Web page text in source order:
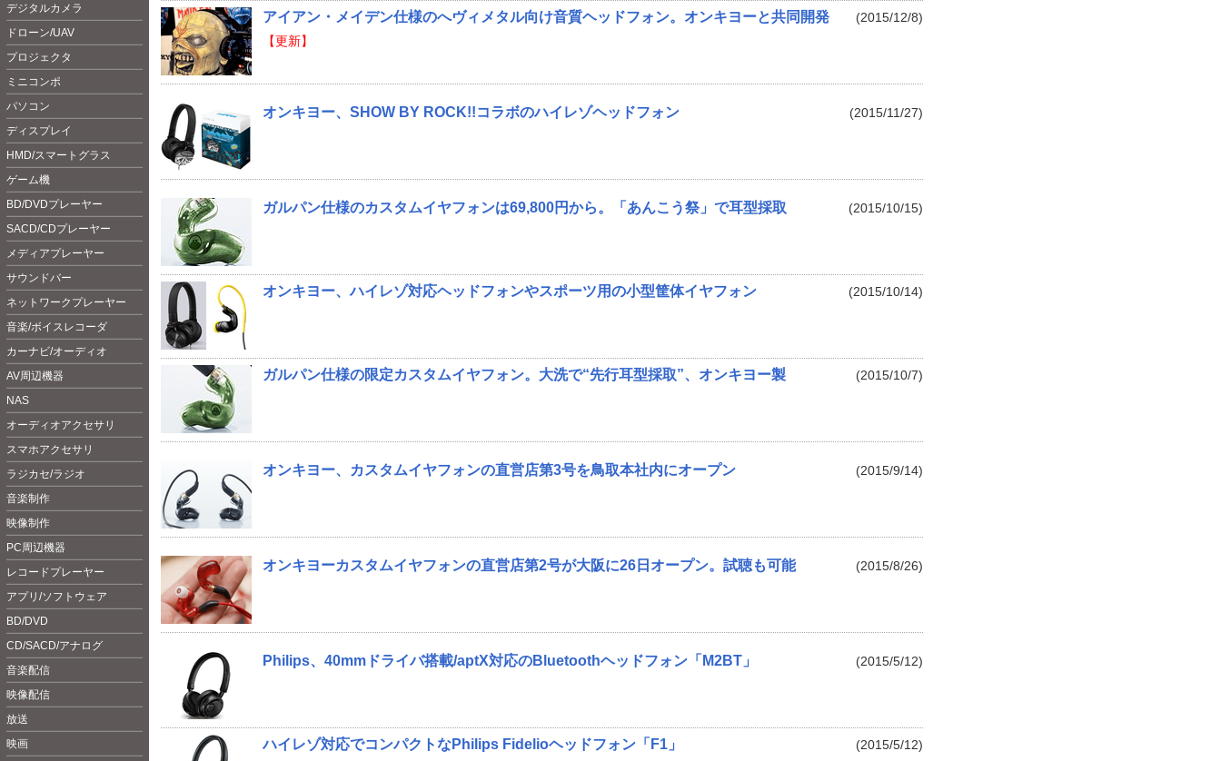
(2015/12/8)
アイアン・メイデン仕様のへヴィメタル向け音質ヘッドフォン。オンキヨーと共同開発
【更新】
(2015/11/27)
オンキヨー、SHOW BY ROCK!!コラボのハイレゾヘッドフォン
(2015/10/15)
ガルパン仕様のカスタムイヤフォンは69,800円から。「あんこう祭」で耳型採取
(2015/10/14)
オンキヨー、ハイレゾ対応ヘッドフォンやスポーツ用の小型筐体イヤフォン
(2015/10/7)
ガルパン仕様の限定カスタムイヤフォン。大洗で“先行耳型採取”、オンキヨー製
(2015/9/14)
オンキヨー、カスタムイヤフォンの直営店第3号を鳥取本社内にオープン
(2015/8/26)
オンキヨーカスタムイヤフォンの直営店第2号が大阪に26日オープン。試聴も可能
(2015/5/12)
Philips、40mmドライバ搭載/aptX対応のBluetoothヘッドフォン「M2BT」
(2015/5/12)
ハイレゾ対応でコンパクトなPhilips Fidelioヘッドフォン「F1」
デジタルカメラ
ドローン/UAV
プロジェクタ
ミニコンポ
パソコン
ディスプレイ
HMD/スマートグラス
ゲーム機
BD/DVDプレーヤー
SACD/CDプレーヤー
メディアプレーヤー
サウンドバー
ネットワークプレーヤー
音楽/ボイスレコーダ
カーナビ/オーディオ
AV周辺機器
NAS
オーディオアクセサリ
スマホアクセサリ
ラジカセ/ラジオ
音楽制作
映像制作
PC周辺機器
レコードプレーヤー
アプリ/ソフトウェア
BD/DVD
CD/SACD/アナログ
音楽配信
映像配信
放送
映画